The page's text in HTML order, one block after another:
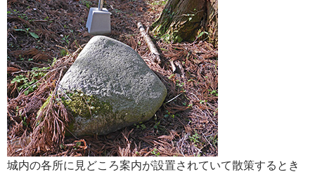
城内の各所に見どころ案内が設置されていて散策するとき